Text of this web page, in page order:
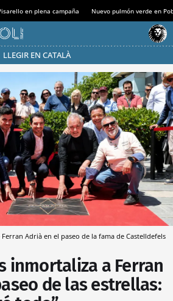
en plena campaña Nuevo pulmón verde en
LLEGIR EN CATALÀ
al MODO AHORRO
Adrià en el paseo de la fama de Castelldefels
inmortaliza a Ferran
de las estrellas: